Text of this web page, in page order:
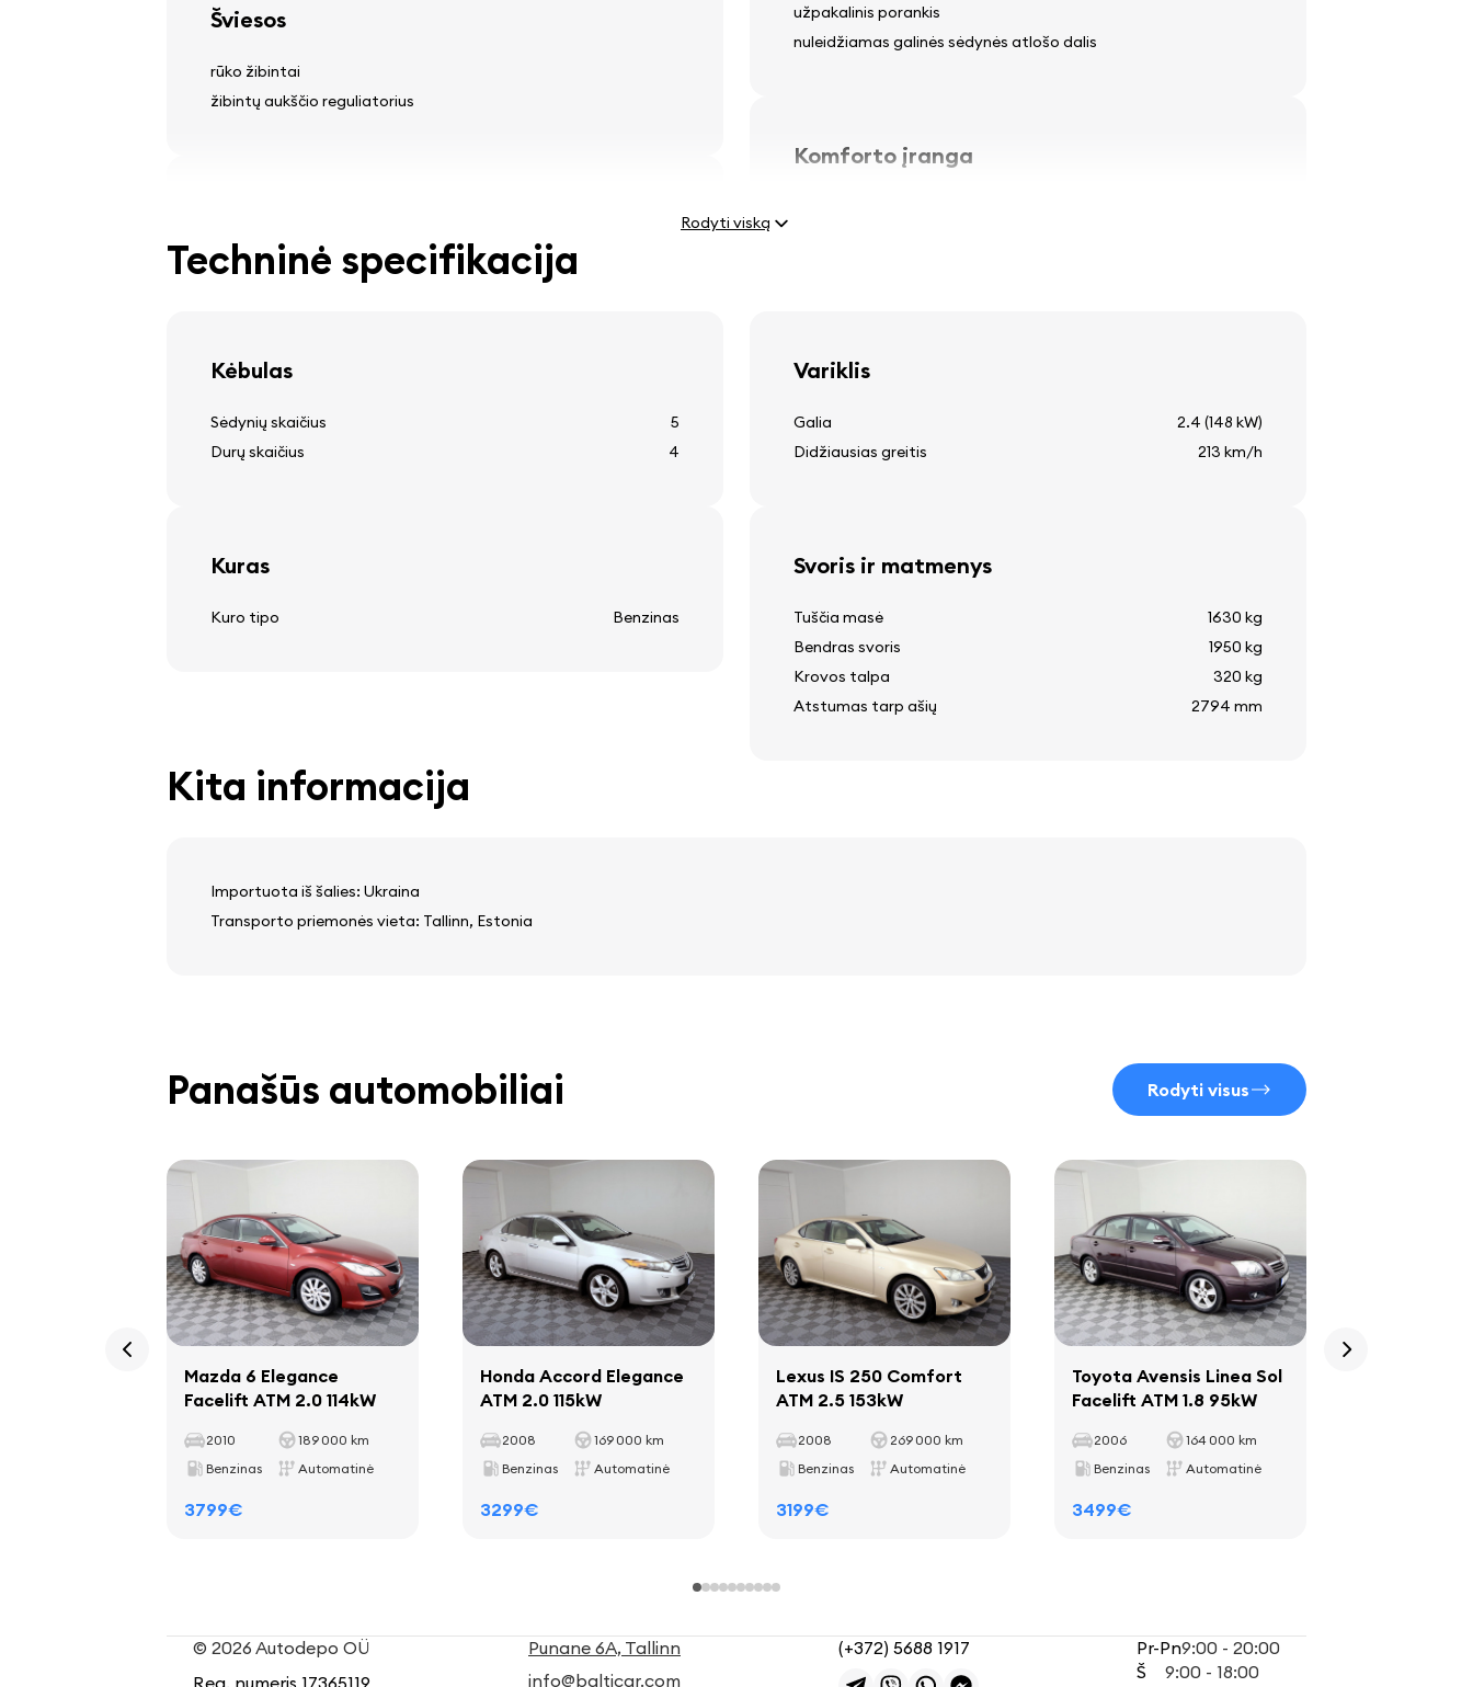
Šviesos
rūko žibintai
žibintų aukščio reguliatorius
lengvojo lydinio ratlankiai
Vairovas
reguliuojama vairo kolona
multifunkcinis vairo ratukas
užpakalinis porankis
nuleidžiamas galinės sėdynės atlošo dalis
Komforto įranga
12v elektros lizdai
Rodyti viską
Techninė specifikacija
Kėbulas
Sėdynių skaičius
5
Durų skaičius
4
Kuras
Kuro tipo Benzinas
Variklis
Galia
2.4 (148 kW)
Didžiausias greitis
213 km/h
Svoris ir matmenys
Tuščia masė
1630 kg
Bendras svoris
1950 kg
Krovos talpa
320 kg
Atstumas tarp ašių
2794 mm
Kita informacija
Importuota iš šalies: Ukraina
Transporto priemonės vieta: Tallinn, Estonia
Panašūs automobiliai Rodyti visus
Mazda 6 Elegance
Facelift ATM 2.0 114kW
2010
189 000 km
Benzinas
Automatinė
3799€
Honda Accord Elegance
ATM 2.0 115kW
2008
169 000 km
Benzinas
Automatinė
3299€
Lexus IS 250 Comfort
ATM 2.5 153kW
2008
269 000 km
Benzinas
Automatinė
3199€
Toyota Avensis Linea Sol
Facelift ATM 1.8 95kW
2006
164 000 km
Benzinas
Automatinė
3499€
© 2026 Autodepo OÜ
Reg. numeris 17365119
Punane 6A, Tallinn
info@balticar.com
(+372) 5688 1917 Pr-Pn9:00 - 20:00
Š
9:00 - 18:00